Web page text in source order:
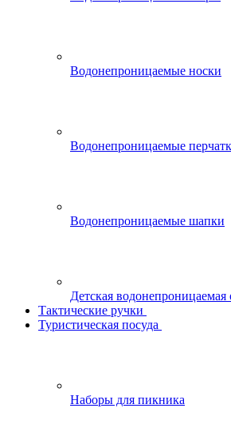
Водонепроницаемые носки
Водонепроницаемые
Водонепроницаемые шапки
Детская водонепроницаемая
Тактические ручки
Туристическая посуда
Наборы для пикника